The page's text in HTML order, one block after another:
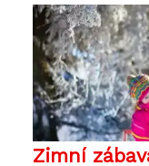
Zimní